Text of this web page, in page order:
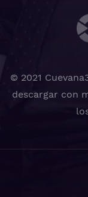
© 2021
descargar con